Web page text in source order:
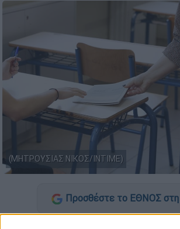
(ΜΗΤΡΟΥΣΙΑΣ ΝΙΚΟΣ/ΙΝΤΙΜΕ)
Προσθέστε το ΕΘΝΟΣ στη